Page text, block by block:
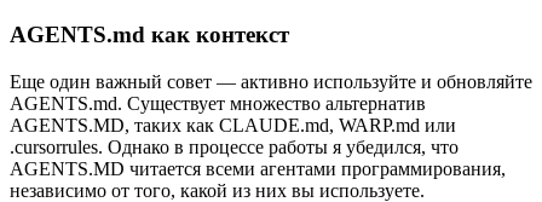
AGENTS.md как контекст
Еще один важный совет — активно используйте и обновляйте
AGENTS.md. Существует множество альтернатив
AGENTS.MD, таких как CLAUDE.md, WARP.md или
.cursorrules. Однако в процессе работы я убедился, что
AGENTS.MD читается всеми агентами программирования,
независимо от того, какой из них вы используете.